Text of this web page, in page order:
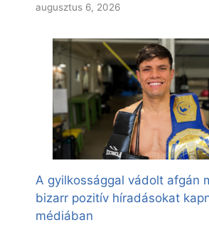
augusztus 6, 2026
A gyilkossággal vádolt afgán
bizarr pozitív híradásokat
médiában